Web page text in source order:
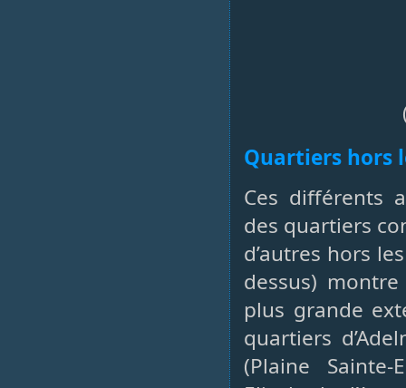
Quartiers hors
Ces différents
des quartiers
d’autres hors
dessus)
plus grande
quartiers
(Plaine